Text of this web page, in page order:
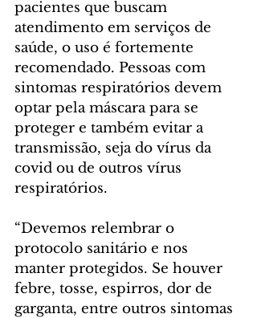
pacientes que buscam
atendimento em serviços de
saúde, o uso é fortemente
recomendado. Pessoas com
sintomas respiratórios devem
optar pela máscara para se
proteger e também evitar a
transmissão, seja do vírus da
covid ou de outros vírus
respiratórios.
“Devemos relembrar o
protocolo sanitário e nos
manter protegidos. Se houver
febre, tosse, espirros, dor de
garganta, entre outros sintomas